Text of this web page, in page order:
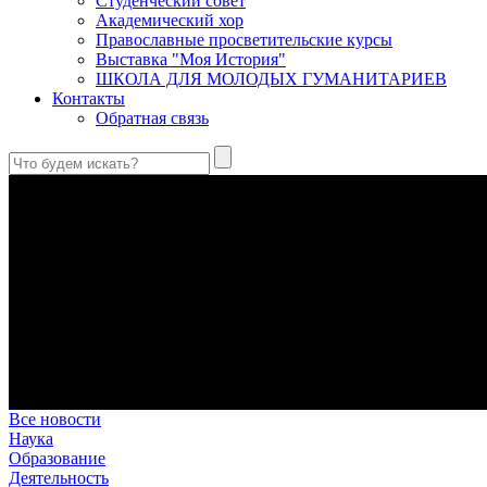
Академический хор
Православные просветительские курсы
Выставка "Моя История"
ШКОЛА ДЛЯ МОЛОДЫХ ГУМАНИТАРИЕВ
Контакты
Обратная связь
Все новости
Наука
Образование
Деятельность